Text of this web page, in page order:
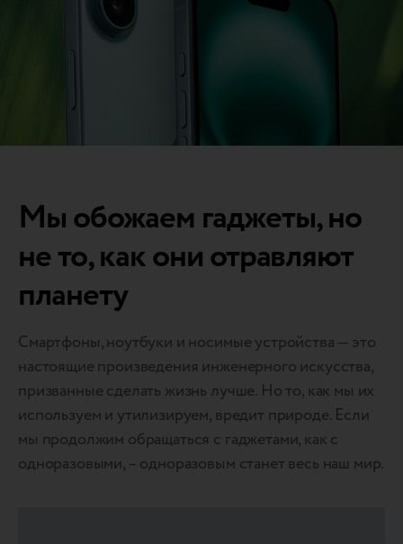
Мы обожаем гаджеты, но
не то, как они отравляют
планету
Смартфоны, ноутбуки и носимые устройства — это
настоящие произведения инженерного искусства,
призванные сделать жизнь лучше. Но то, как мы их
используем и утилизируем, вредит природе. Если
мы продолжим обращаться с гаджетами, как с
одноразовыми, – одноразовым станет весь наш мир.